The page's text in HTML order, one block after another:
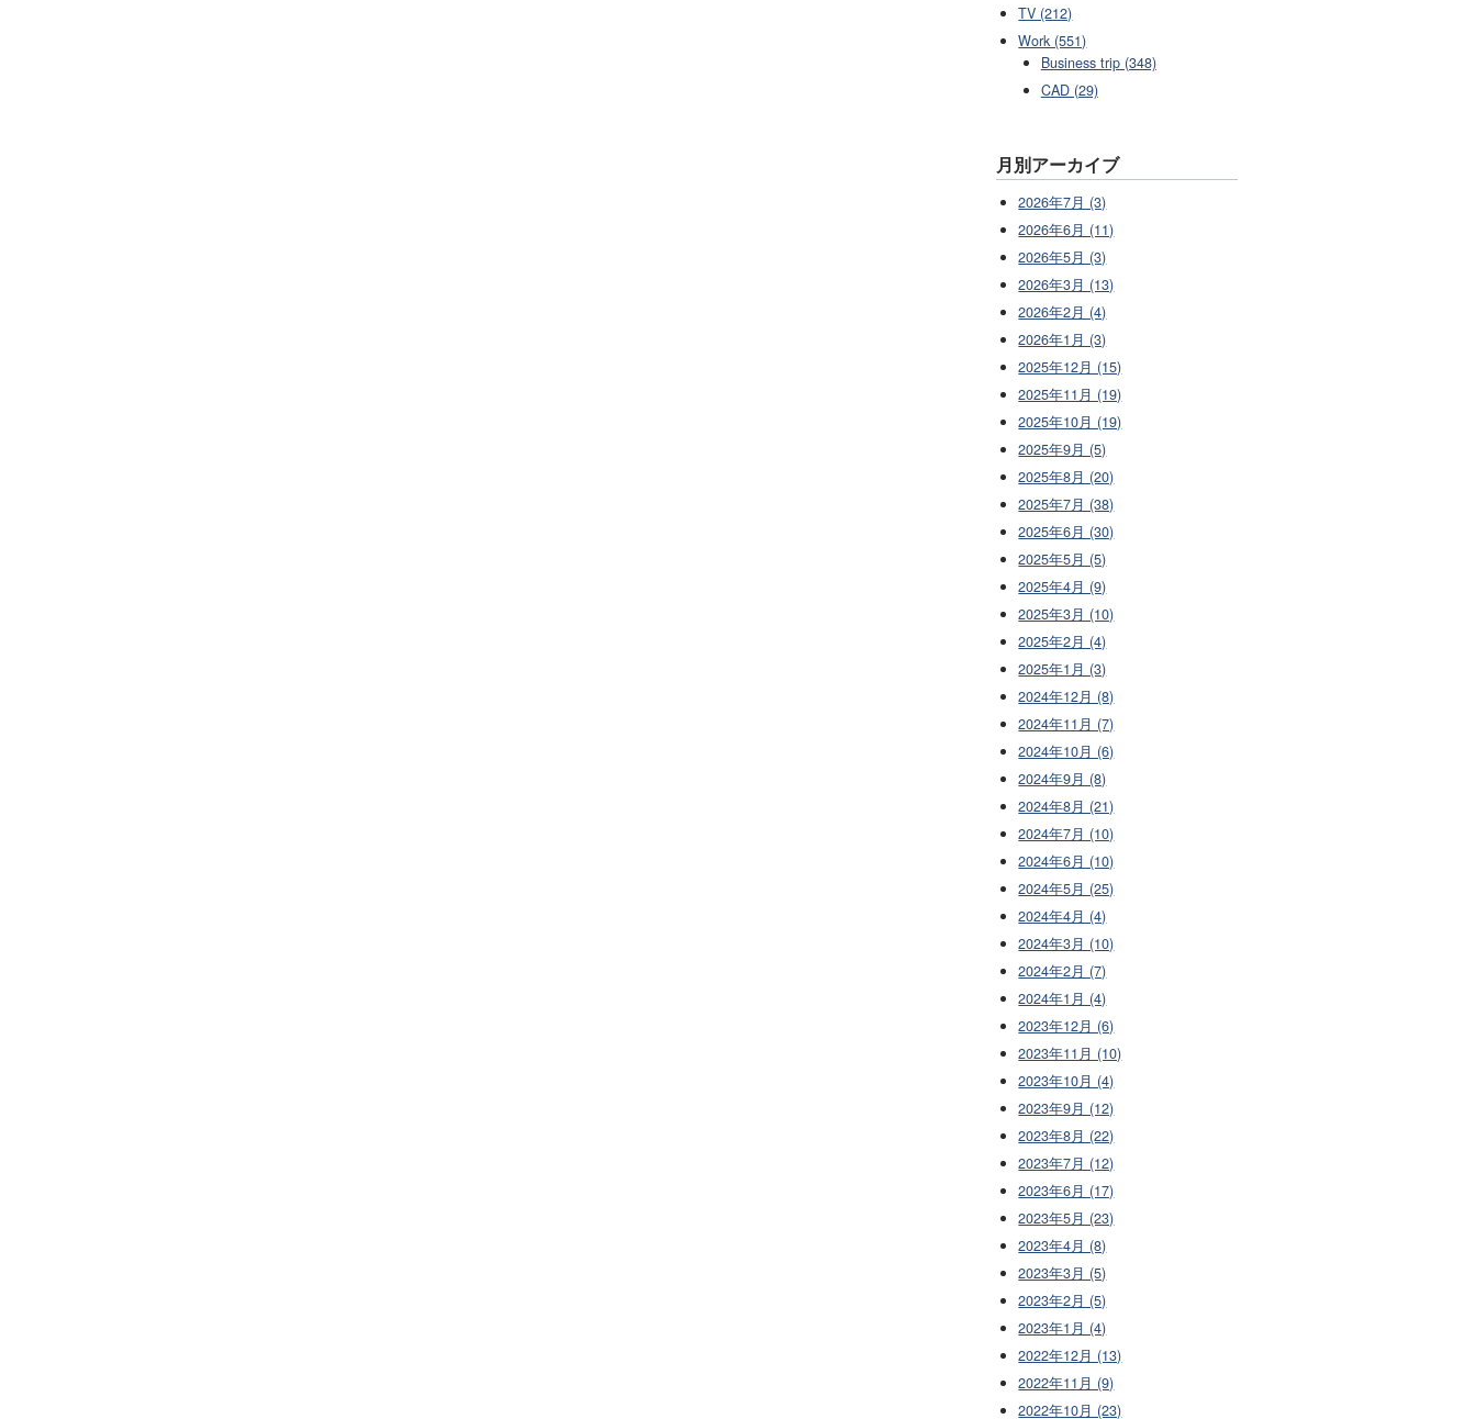
TV (212)
Work (551)
Business trip (348)
CAD (29)
月別アーカイブ
2026年7月 (3)
2026年6月 (11)
2026年5月 (3)
2026年3月 (13)
2026年2月 (4)
2026年1月 (3)
2025年12月 (15)
2025年11月 (19)
2025年10月 (19)
2025年9月 (5)
2025年8月 (20)
2025年7月 (38)
2025年6月 (30)
2025年5月 (5)
2025年4月 (9)
2025年3月 (10)
2025年2月 (4)
2025年1月 (3)
2024年12月 (8)
2024年11月 (7)
2024年10月 (6)
2024年9月 (8)
2024年8月 (21)
2024年7月 (10)
2024年6月 (10)
2024年5月 (25)
2024年4月 (4)
2024年3月 (10)
2024年2月 (7)
2024年1月 (4)
2023年12月 (6)
2023年11月 (10)
2023年10月 (4)
2023年9月 (12)
2023年8月 (22)
2023年7月 (12)
2023年6月 (17)
2023年5月 (23)
2023年4月 (8)
2023年3月 (5)
2023年2月 (5)
2023年1月 (4)
2022年12月 (13)
2022年11月 (9)
2022年10月 (23)